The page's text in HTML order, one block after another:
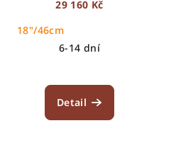
29 160 Kč
18"/46cm
6-14 dní
Detail